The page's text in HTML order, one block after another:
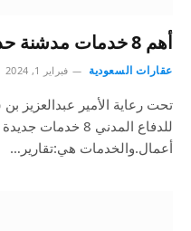
أهم 8 خدمات مدشنة حديثًا بمنصة أبشر أعمال
عقارات السعودية فبراير 1, 2024
تحت رعاية الأمير عبدالعزيز
للدفاع المدني 8
أعمال.والخدمات هي:تقارير…